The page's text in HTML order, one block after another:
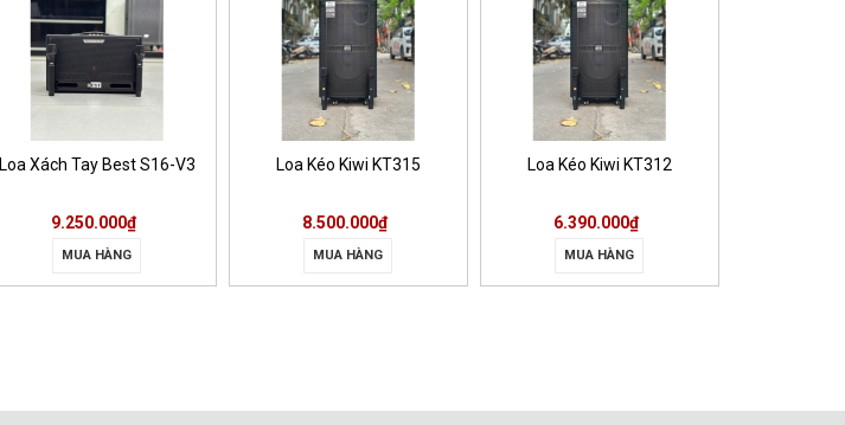
Loa Xách Tay Best S16-V3
9.250.000₫
MUA HÀNG
Loa Kéo Kiwi KT315
8.500.000₫
MUA HÀNG
Loa Kéo Kiwi KT312
6.390.000₫
MUA HÀNG